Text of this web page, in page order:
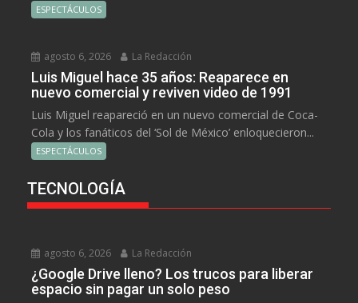
ESPECTÁCULOS
agosto 6, 2026 La Redacción
Luis Miguel hace 35 años: Reaparece en
nuevo comercial y reviven video de 1991
Luis Miguel reapareció en un nuevo comercial de Coca-
Cola y los fanáticos del ‘Sol de México’ enloquecieron...
ESPECTÁCULOS
TECNOLOGÍA
agosto 6, 2026 La Redacción
¿Google Drive lleno? Los trucos para liberar
espacio sin pagar un solo peso